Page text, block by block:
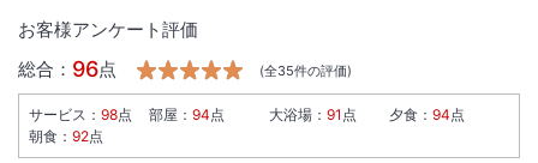
お客様アンケート評価
総合： 96点 (全35件の評価)
サービス ： 98点 部屋 ： 94点 大浴場 ： 91 点 夕食 ： 94点
朝食 ： 92点